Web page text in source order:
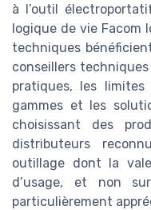
à l’outil
logique de vie Facom
techniques
conseillers
pratiques, les
gammes et les
choisissant des
distributeurs
outillage dont la
d’usage, et non
particulièrement